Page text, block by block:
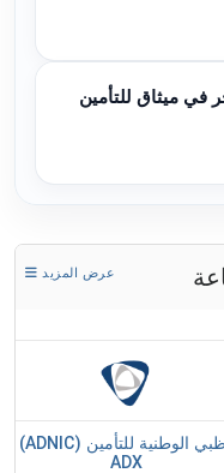
في ميثاق للتأمين
عرض المزيد
أبوظبي الوطنية للتأمين (ADNIC) -
ADX